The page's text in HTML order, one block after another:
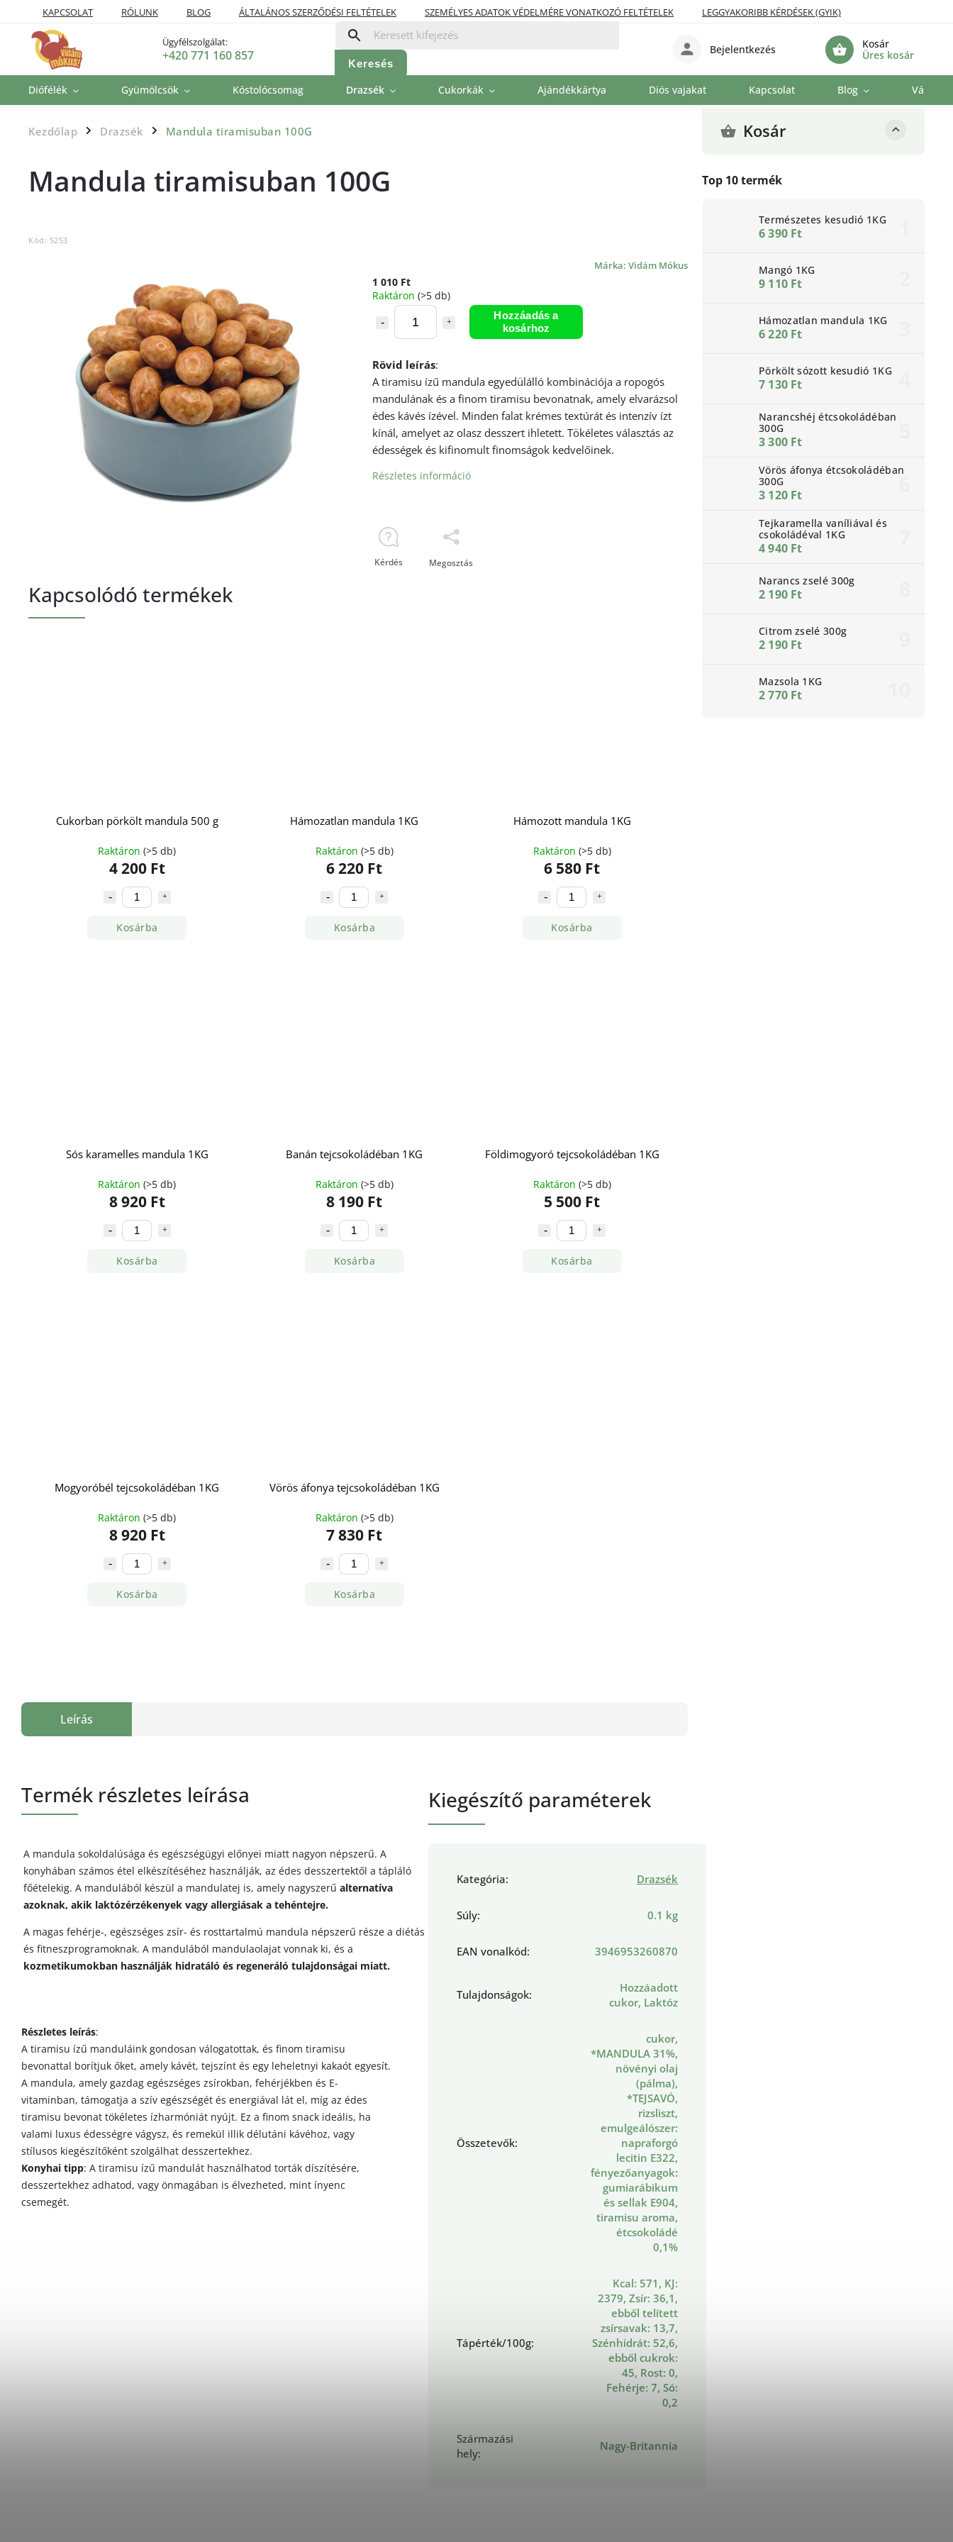
KAPCSOLAT RÓLUNK BLOG ÁLTALÁNOS SZERZŐDÉSI FELTÉTELEK SZEMÉLYES ADATOK VÉDELMÉRE VONATKOZÓ FELTÉTELEK
LEGGYAKORIBB KÉRDÉSEK (GYIK)
SZÁLLÍTÁSI POLITIKA
FIZETÉSI LEHETŐSÉGEK
Ügyfélszolgálat:
+420 771 160 857
Keresés
Kosár
Üres kosár
Bejelentkezés
Diófélék Gyümölcsök Kóstolócsomag Drazsék Cukorkák Ajándékkártya Diós vajakat Kapcsolat Blog
Kezdőlap / Drazsék / Mandula tiramisuban 100G Kosár
Top 10 termék
Természetes kesudió 1KG
6 390 Ft
Mangó 1KG
9 110 Ft
Hámozatlan mandula 1KG
6 220 Ft
Pörkölt sózott kesudió 1KG
7 130 Ft
Narancshéj étcsokoládéban
300G
3 300 Ft
Vörös áfonya étcsokoládéban
300G
3 120 Ft
Tejkaramella vaníliával és
csokoládéval 1KG
4 940 Ft
Narancs zselé 300g
2 190 Ft
Citrom zselé 300g
2 190 Ft
Mazsola 1KG
2 770 Ft
Mandula tiramisuban 100G
Kód: 5253
Márka: Vidám Mókus
1 010 Ft
Raktáron (>5 db)
Hozzáadás a
kosárhoz
Rövid leírás:
A tiramisu ízű mandula egyedülálló kombinációja a ropogós
mandulának és a finom tiramisu bevonatnak, amely elvarázsol
édes kávés ízével. Minden falat krémes textúrát és intenzív ízt
kínál, amelyet az olasz desszert ihletett. Tökéletes választás az
édességek és kifinomult finomságok kedvelőinek.
Részletes információ
Kérdés Megosztás
Kapcsolódó termékek
Cukorban pörkölt mandula 500 g
Raktáron(>5 db)
4 200 Ft
Kosárba
Hámozatlan mandula 1KG
Raktáron (>5 db)
6 220 Ft
Kosárba
Hámozott mandula 1KG
Raktáron (>5 db)
6 580 Ft
Kosárba
Sós karamelles mandula 1KG
Raktáron(>5 db)
8 920 Ft
Kosárba
Banán tejcsokoládéban 1KG
Raktáron (>5 db)
8 190 Ft
Kosárba
Földimogyoró tejcsokoládéban 1KG
Raktáron (>5 db)
5 500 Ft
Kosárba
Mogyoróbél tejcsokoládéban 1KG
Raktáron(>5 db)
8 920 Ft
Kosárba
Vörös áfonya tejcsokoládéban 1KG
Raktáron (>5 db)
7 830 Ft
Kosárba
Leírás
Termék részletes leírása
A mandula sokoldalúsága és egészségügyi előnyei miatt nagyon népszerű. A
konyhában számos étel elkészítéséhez használják, az édes desszertektől a tápláló
főételekig. A mandulából készül a mandulatej is, amely nagyszerű alternatíva
azoknak, akik laktózérzékenyek vagy allergiásak a tehéntejre.
A magas fehérje-, egészséges zsír- és rosttartalmú mandula népszerű része a diétás
és fitneszprogramoknak. A mandulából mandulaolajat vonnak ki, és a
kozmetikumokban használják hidratáló és regeneráló tulajdonságai miatt.
Részletes leírás:
A tiramisu ízű manduláink gondosan válogatottak, és finom tiramisu
bevonattal borítjuk őket, amely kávét, tejszínt és egy leheletnyi kakaót egyesít.
A mandula, amely gazdag egészséges zsírokban, fehérjékben és E-
vitaminban, támogatja a szív egészségét és energiával lát el, míg az édes
tiramisu bevonat tökéletes ízharmóniát nyújt. Ez a finom snack ideális, ha
valami luxus édességre vágysz, és remekül illik délutáni kávéhoz, vagy
stílusos kiegészítőként szolgálhat desszertekhez.
Konyhai tipp: A tiramisu ízű mandulát használhatod torták díszítésére,
desszertekhez adhatod, vagy önmagában is élvezheted, mint ínyenc
csemegét.
Kiegészítő paraméterek
Kategória: Drazsék
Súly: 0.1 kg
EAN vonalkód: 3946953260870
Tulajdonságok:
Hozzáadott
cukor, Laktóz
Összetevők:
cukor,
*MANDULA 31%,
növényi olaj
(pálma),
*TEJSAVÓ,
rizsliszt,
emulgeálószer:
napraforgó
lecitin E322,
fényezőanyagok:
gumiarábikum
és sellak E904,
tiramisu aroma,
étcsokoládé
0,1%
Tápérték/100g:
Kcal: 571, KJ:
2379, Zsír: 36,1,
ebből telített
zsírsavak: 13,7,
Szénhidrát: 52,6,
ebből cukrok:
45, Rost: 0,
Fehérje: 7, Só:
0,2
Származási
hely:
Nagy-Britannia